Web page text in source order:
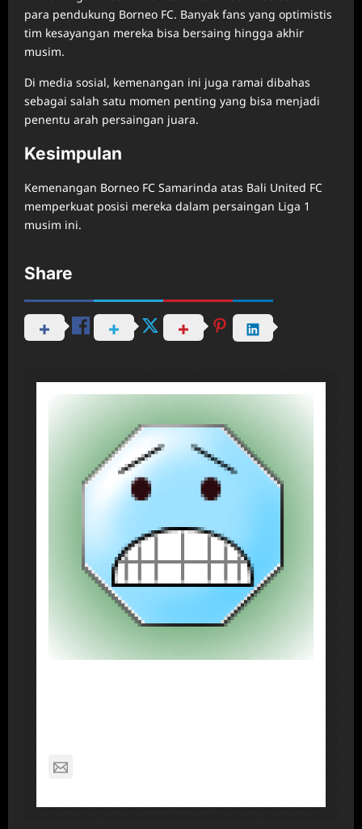
para pendukung Borneo FC. Banyak fans yang optimistis
tim kesayangan mereka bisa bersaing hingga akhir
musim.
Di media sosial, kemenangan ini juga ramai dibahas
sebagai salah satu momen penting yang bisa menjadi
penentu arah persaingan juara.
Kesimpulan
Kemenangan Borneo FC Samarinda atas Bali United FC
memperkuat posisi mereka dalam persaingan Liga 1
musim ini.
Share